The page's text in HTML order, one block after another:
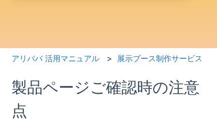
アリババ 活用マニュアル 展示ブース制作サービス
製品ページご確認時の注意
点